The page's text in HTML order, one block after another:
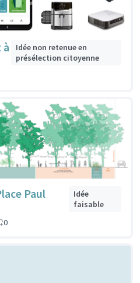
Idée non retenue en
présélection citoyenne
Paul
Idée
faisable
0